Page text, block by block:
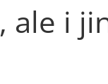
ale i